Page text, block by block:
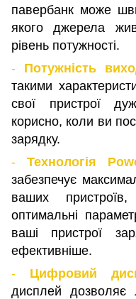
павербанк може
якого джерела
рівень потужності.
- Потужність
такими
свої пристрої
корисно, коли ви
зарядку.
- Технологія
забезпечує
ваших
оптимальні
ваші пристрої
ефективніше.
- Цифровий
дисплей дозволяє